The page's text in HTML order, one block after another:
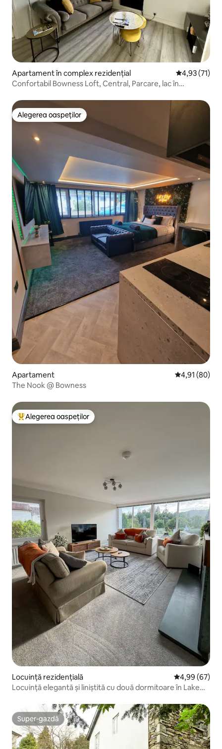
Apartament în complex rezidențial Scor mediu
4,93 (71)
Confortabil Bowness Loft, Central, Parcare, lac în
Alegerea oaspeților
Alegerea oaspeților
Apartament Scor mediu
4,91 (80)
The Nook @ Bowness
Locuință din topul categoriei Alegerea oaspeților
Alegerea oaspeților
Locuință rezidențială Scor mediu
4,99 (67)
Locuință elegantă și liniștită cu două dormitoare în Lake
Super-gazdă
Super-gazdă